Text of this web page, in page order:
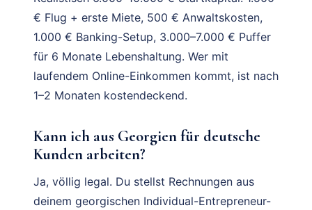
€ Flug + erste Miete, 500 € Anwaltskosten,
1.000 € Banking-Setup, 3.000–7.000 € Puffer
für 6 Monate Lebenshaltung. Wer mit
laufendem Online-Einkommen kommt, ist nach
1–2 Monaten kostendeckend.
Kann ich aus Georgien für deutsche
Kunden arbeiten?
Ja, völlig legal. Du stellst Rechnungen aus
deinem georgischen Individual-Entrepreneur-